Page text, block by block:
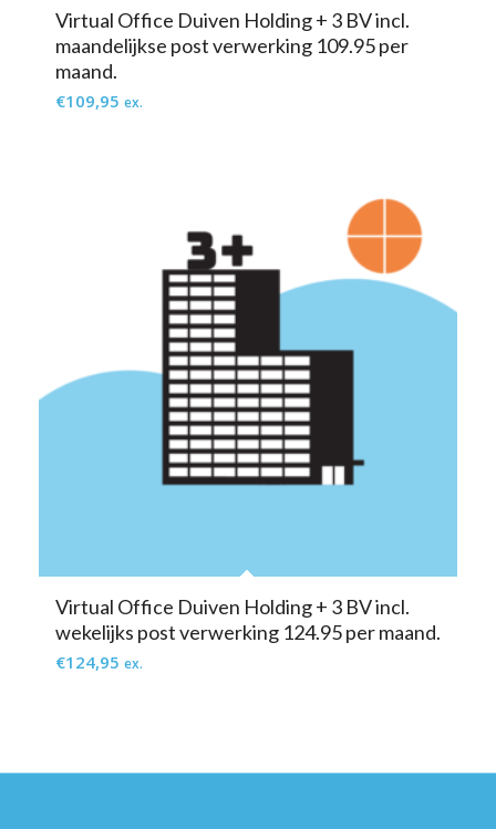
Virtual Office Duiven Holding + 3 BV incl.
maandelijkse post verwerking 109.95 per
maand.
€109,95 ex.
Virtual Office Duiven Holding + 3 BV incl.
wekelijks post verwerking 124.95 per maand.
€124,95 ex.